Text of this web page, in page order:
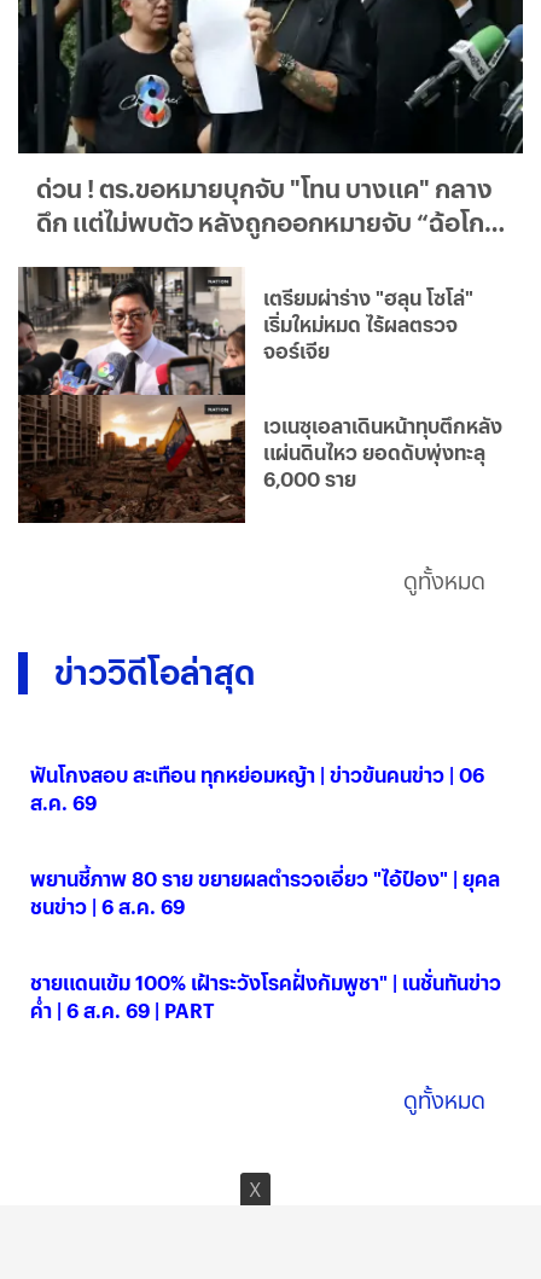
ด่วน ! ตร.ขอหมายบุกจับ "โทน บางแค" กลาง
ดึก แต่ไม่พบตัว หลังถูกออกหมายจับ “ฉ้อโกง
เตรียมผ่าร่าง "ฮลุน โซโล่"
เริ่มใหม่หมด ไร้ผลตรวจ
จอร์เจีย
เวเนซุเอลาเดินหน้าทุบตึกหลัง
แผ่นดินไหว ยอดดับพุ่งทะลุ
6,000 ราย
ดูทั้งหมด
ข่าววิดีโอล่าสุด
ฟันโกงสอบ สะเทือน ทุกหย่อมหญ้า | ข่าวข้นคนข่าว | 06
ส.ค. 69
พยานชี้ภาพ 80 ราย ขยายผลตำรวจเอี่ยว "ไอ้ป๋อง" | ยุคล
ชนข่าว | 6 ส.ค. 69
ชายแดนเข้ม 100% เฝ้าระวังโรคฝั่งกัมพูชา" | เนชั่นทันข่าว
ค่ำ | 6 ส.ค. 69 | PART
ดูทั้งหมด